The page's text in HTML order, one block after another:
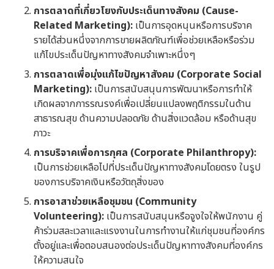
การตลาดที่เกี่ยวโยงกับประเด็นทางสังคม (Cause-
Related Marketing): เป็นการอุดหนุนหรือการบริจาค
รายได้ส่วนหนึ่งจากการขายผลิตภัณฑ์เพื่อช่วยเหลือหรือร่วม
แก้ไขประเด็นปัญหาทางสังคมจำเพาะหนึ่งๆ
การตลาดเพื่อมุ่งแก้ไขปัญหาสังคม (Corporate Social
Marketing): เป็นการสนับสนุนการพัฒนาหรือการทำให้
เกิดผลจากการรณรงค์เพื่อเปลี่ยนแปลงพฤติกรรมในด้าน
สาธารณสุข ด้านความปลอดภัย ด้านสิ่งแวดล้อม หรือด้านสุข
ภาวะ
การบริจาคเพื่อการกุศล (Corporate Philanthropy):
เป็นการช่วยเหลือไปที่ประเด็นปัญหาทางสังคมโดยตรง ในรูป
ของการบริจาคเงินหรือวัตถุสิ่งของ
การอาสาช่วยเหลือชุมชน (Community
Volunteering): เป็นการสนับสนุนหรือจูงใจให้พนักงาน คู่
ค้าร่วมสละเวลาและแรงงานในการทำงานให้แก่ชุมชนที่องค์กร
ตั้งอยู่และเพื่อตอบสนองต่อประเด็นปัญหาทางสังคมที่องค์กร
ให้ความสนใจ